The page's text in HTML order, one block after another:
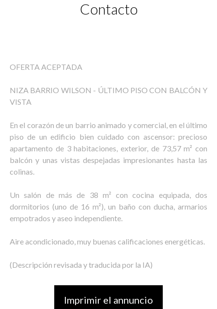
Contacto
OFERTA ACEPTADA
NIZA BARRIO WILSON - ÚLTIMO PISO CON BALCÓN Y
VISTA
En el corazón de un barrio animado y comercial, en el último
piso de un edificio bien cuidado con ascensor: precioso
apartamento de 3 habitaciones, exterior, de 73,57 m² con
balcón y unas vistas despejadas impresionantes hasta las
colinas.
Un salón de más de 38 m² con cocina equipada, dos
dormitorios (uno de 16 m²), un baño con ducha, armarios
empotrados y aseo independiente.
Aire acondicionado, muy buenas calificaciones energéticas.
(Descripción revisada y traducida por la IA)
Imprimir el annuncio